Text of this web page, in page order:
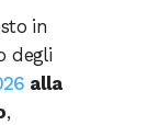
in
degli
alla
,